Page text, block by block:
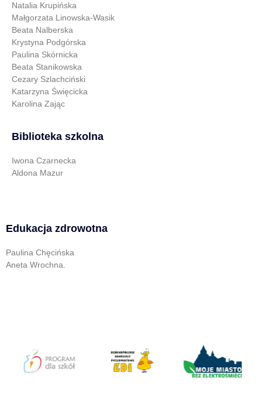
Natalia Krupińska
Małgorzata Linowska-Wasik
Beata Nalberska
Krystyna Podgórska
Paulina Skórnicka
Beata Stanikowska
Cezary Szlachciński
Katarzyna Święcicka
Karolina Zając
Biblioteka szkolna
Iwona Czarnecka
Aldona Mazur
Edukacja zdrowotna
Paulina Chęcińska
Aneta Wrochna.